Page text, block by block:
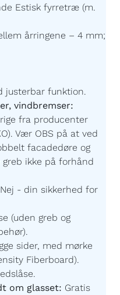
Estisk fyrretræ (m.
årringene – 4 mm;
justerbar funktion.
vindbremser:
fra producenter
Vær OBS på at ved
facadedøre og
ikke på forhånd
Nej - din sikkerhed for
(uden greb og
sider, med mørke
Fiberboard).
om glasset: Gratis